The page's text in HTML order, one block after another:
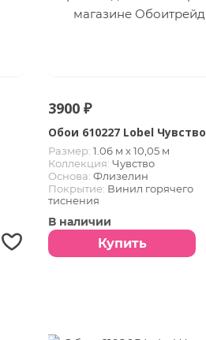
3900 ₽
Обои 610227 Lobel Чувство
Размер: 1.06 м х 10,05 м
Коллекция: Чувство
Основа: Флизелин
Покрытие: Винил горячего
тиснения
В наличии
Купить